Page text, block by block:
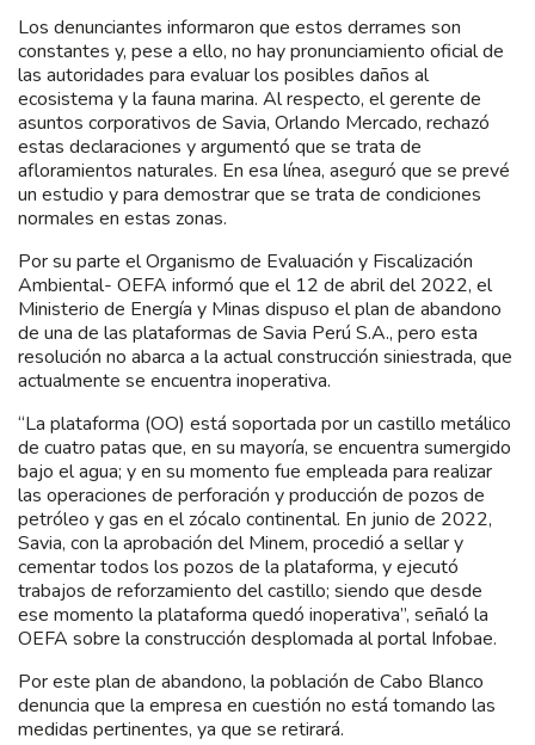
Los denunciantes informaron que estos derrames son
constantes y, pese a ello, no hay pronunciamiento oficial de
las autoridades para evaluar los posibles daños al
ecosistema y la fauna marina. Al respecto, el gerente de
asuntos corporativos de Savia, Orlando Mercado, rechazó
estas declaraciones y argumentó que se trata de
afloramientos naturales. En esa línea, aseguró que se prevé
un estudio y para demostrar que se trata de condiciones
normales en estas zonas.
Por su parte el Organismo de Evaluación y Fiscalización
Ambiental- OEFA informó que el 12 de abril del 2022, el
Ministerio de Energía y Minas dispuso el plan de abandono
de una de las plataformas de Savia Perú S.A., pero esta
resolución no abarca a la actual construcción siniestrada, que
actualmente se encuentra inoperativa.
“La plataforma (OO) está soportada por un castillo metálico
de cuatro patas que, en su mayoría, se encuentra sumergido
bajo el agua; y en su momento fue empleada para realizar
las operaciones de perforación y producción de pozos de
petróleo y gas en el zócalo continental. En junio de 2022,
Savia, con la aprobación del Minem, procedió a sellar y
cementar todos los pozos de la plataforma, y ejecutó
trabajos de reforzamiento del castillo; siendo que desde
ese momento la plataforma quedó inoperativa”, señaló la
OEFA sobre la construcción desplomada al portal Infobae.
Por este plan de abandono, la población de Cabo Blanco
denuncia que la empresa en cuestión no está tomando las
medidas pertinentes, ya que se retirará.